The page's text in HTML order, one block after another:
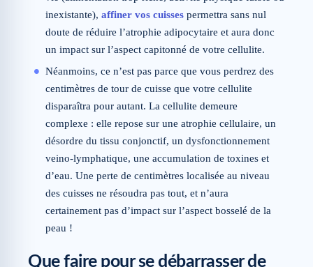
inexistante), affiner vos cuisses permettra sans nul
doute de réduire l’atrophie adipocytaire et aura donc
un impact sur l’aspect capitonné de votre cellulite.
Néanmoins, ce n’est pas parce que vous perdrez des
centimètres de tour de cuisse que votre cellulite
disparaîtra pour autant. La cellulite demeure
complexe : elle repose sur une atrophie cellulaire, un
désordre du tissu conjonctif, un dysfonctionnement
veino-lymphatique, une accumulation de toxines et
d’eau. Une perte de centimètres localisée au niveau
des cuisses ne résoudra pas tout, et n’aura
certainement pas d’impact sur l’aspect bosselé de la
peau !
Que faire pour se débarrasser de